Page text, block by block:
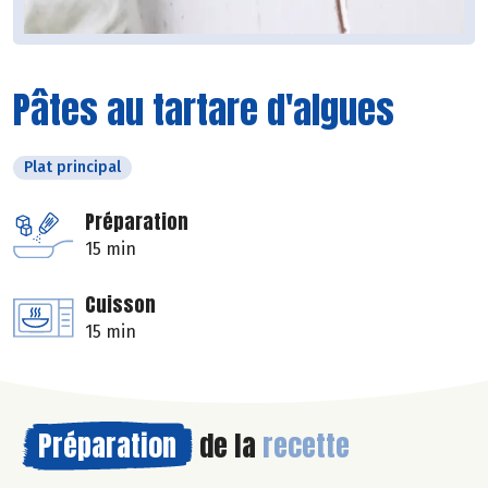
Pâtes au tartare d'algues
Plat principal
Préparation
15 min
Cuisson
15 min
Préparation de la recette